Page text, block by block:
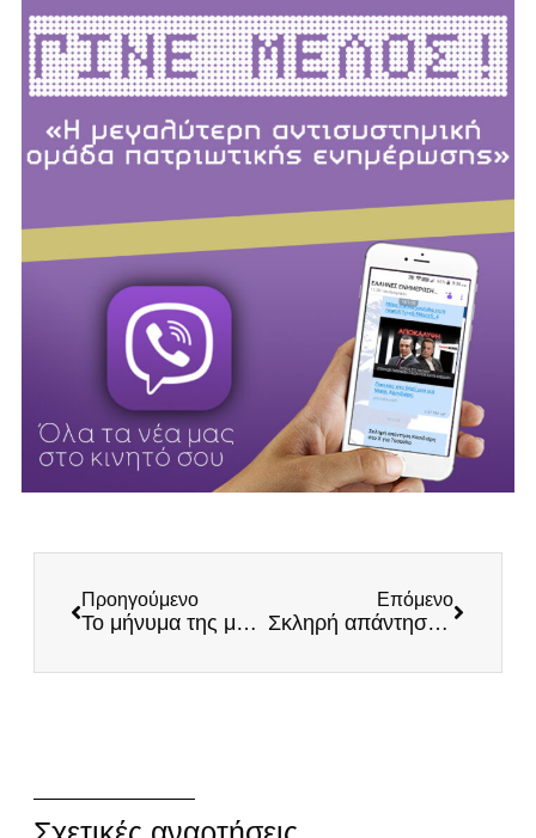
Προηγούμενο
Το μήνυμα της μητέρας της Μυρτούς 9 χρόνια μετά το απάνθρωπο έγκλημα: «Όσο ζω θα αγωνίζομαι για σένα»
Επόμενο
Σκληρή απάντηση Κασιδιάρη σε Άδωνι, Μπογδάνο, Πρώτο Θέμα και Mega